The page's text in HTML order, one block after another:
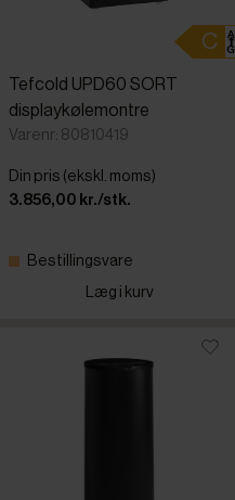
Tefcold UPD60 SORT
displaykølemontre
Varenr: 80810419
Din pris (ekskl. moms)
3.856,00 kr./stk.
Bestillingsvare
Læg i kurv